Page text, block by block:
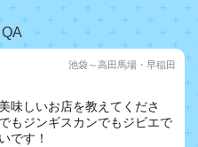
池袋～高田馬場・早稲田
味しいお店を教えてくださ
もジンギスカンでもジビエで
です！